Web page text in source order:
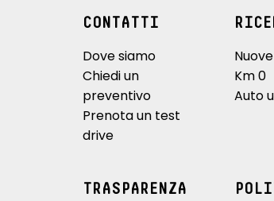
CONTATTI
Dove siamo
Chiedi un
preventivo
Prenota un test
drive
Nuove
Km 0
Auto
TRASPARENZA